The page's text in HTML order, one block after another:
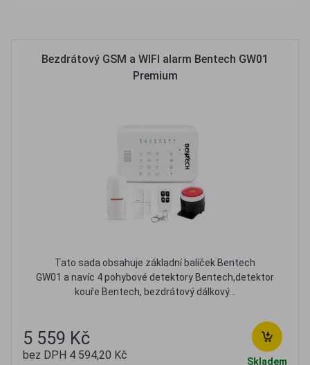
Bezdrátový GSM a WIFI alarm Bentech GW01
Premium
Tato sada obsahuje základní balíček Bentech
GW01 a navíc 4 pohybové detektory Bentech,detektor
kouře Bentech, bezdrátový dálkový...
5 559 Kč
bez DPH 4 594,20 Kč Skladem